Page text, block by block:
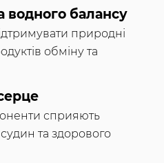
водного балансу
природні
обміну та
сприяють
та здорового